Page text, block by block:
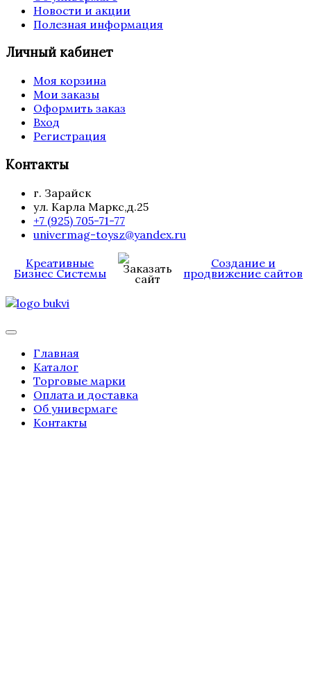
Новости и акции
Полезная информация
Личный кабинет
Моя корзина
Мои заказы
Оформить заказ
Вход
Регистрация
Контакты
г. Зарайск
ул. Карла Маркс,д.25
+7 (925) 705-71-77
univermag-toysz@yandex.ru
Креативные
Бизнес Системы
Создание и
продвижение сайтов
Главная
Каталог
Торговые марки
Оплата и доставка
Об универмаге
Контакты